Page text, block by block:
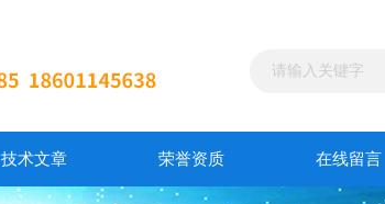
技术文章 荣誉资质 在线留言